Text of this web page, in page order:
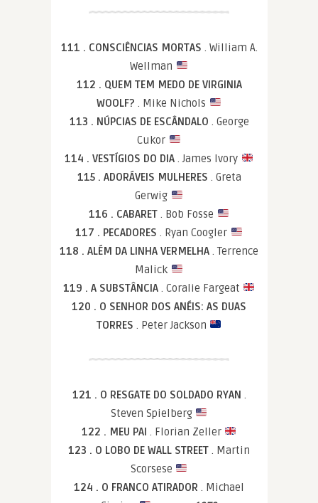
111 . CONSCIÊNCIAS MORTAS . William A.
Wellman
112 . QUEM TEM MEDO DE VIRGINIA
WOOLF?. Mike Nichols
113 . NÚPCIAS DE ESCÂNDALO . George
Cukor
114 . VESTÍGIOS DO DIA. James Ivory
115 . ADORÁVEIS MULHERES . Greta
Gerwig
116 . CABARET. Bob Fosse
117 . PECADORES. Ryan Coogler
118 . ALÉM DA LINHA VERMELHA . Terrence
Malick
119 . A SUBSTÂNCIA . Coralie Fargeat
120 . O SENHOR DOS ANÉIS: AS DUAS
TORRES . Peter Jackson
121 . O RESGATE DO SOLDADO RYAN .
Steven Spielberg
122 . MEU PAI . Florian Zeller
123 . O LOBO DE WALL STREET . Martin
Scorsese
124 . O FRANCO ATIRADOR . Michael